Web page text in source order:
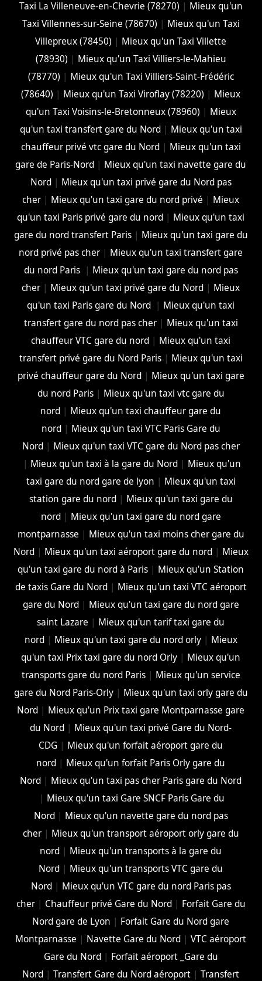
Taxi La Villeneuve-en-Chevrie (78270) | Mieux qu'un
Taxi Villennes-sur-Seine (78670) | Mieux qu'un Taxi
Villepreux (78450) | Mieux qu'un Taxi Villette
(78930) | Mieux qu'un Taxi Villiers-le-Mahieu
(78770) | Mieux qu'un Taxi Villiers-Saint-Frédéric
(78640) | Mieux qu'un Taxi Viroflay (78220) | Mieux
qu'un Taxi Voisins-le-Bretonneux (78960) | Mieux
qu'un taxi transfert gare du Nord| Mieux qu'un taxi
chauffeur privé vtc gare du Nord| Mieux qu'un taxi
gare de Paris-Nord | Mieux qu'un taxi navette gare du
Nord| Mieux qu'un taxi privé gare du Nord pas
cher | Mieux qu'un taxi gare du nord privé | Mieux
qu'un taxi Paris privé gare du nord | Mieux qu'un taxi
gare du nord transfert Paris| Mieux qu'un taxi gare du
nord privé pas cher | Mieux qu'un taxi transfert gare
du nord Paris | Mieux qu'un taxi gare du nord pas
cher | Mieux qu'un taxi privé gare du Nord | Mieux
qu'un taxi Paris gare du Nord | Mieux qu'un taxi
transfert gare du nord pas cher| Mieux qu'un taxi
chauffeur VTC gare du nord | Mieux qu'un taxi
transfert privé gare du Nord Paris| Mieux qu'un taxi
privé chauffeur gare du Nord| Mieux qu'un taxi gare
du nord Paris| Mieux qu'un taxi vtc gare du
nord | Mieux qu'un taxi chauffeur gare du
nord| Mieux qu'un taxi VTC Paris Gare du
Nord| Mieux qu'un taxi VTC gare du Nord pas cher
| Mieux qu'un taxi à la gare du Nord | Mieux qu'un
taxi gare du nord gare de lyon | Mieux qu'un taxi
station gare du nord| Mieux qu'un taxi gare du
nord| Mieux qu'un taxi gare du nord gare
montparnasse | Mieux qu'un taxi moins cher gare du
Nord| Mieux qu'un taxi aéroport gare du nord| Mieux
qu'un taxi gare du nord à Paris | Mieux qu'un Station
de taxis Gare du Nord| Mieux qu'un taxi VTC aéroport
gare du Nord| Mieux qu'un taxi gare du nord gare
saint Lazare | Mieux qu'un tarif taxi gare du
nord| Mieux qu'un taxi gare du nord orly| Mieux
qu'un taxi Prix taxi gare du nord Orly | Mieux qu'un
transports gare du nord Paris| Mieux qu'un service
gare du Nord Paris-Orly| Mieux qu'un taxi orly gare du
Nord | Mieux qu'un Prix taxi gare Montparnasse gare
du Nord | Mieux qu'un taxi privé Gare du Nord-
CDG | Mieux qu'un forfait aéroport gare du
nord | Mieux qu'un forfait Paris Orly gare du
Nord | Mieux qu'un taxi pas cher Paris gare du Nord
| Mieux qu'un taxi Gare SNCF Paris Gare du
Nord| Mieux qu'un navette gare du nord pas
cher| Mieux qu'un transport aéroport orly gare du
nord | Mieux qu'un transports à la gare du
Nord | Mieux qu'un transports VTC gare du
Nord| Mieux qu'un VTC gare du nord Paris pas
cher| Chauffeur privé Gare du Nord| Forfait Gare du
Nord gare de Lyon | Forfait Gare du Nord gare
Montparnasse | Navette Gare du Nord |VTC aéroport
Gare du Nord| Forfait aéroport _Gare du
Nord |Transfert Gare du Nord aéroport |Transfert